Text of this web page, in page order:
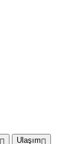
Ulaşım